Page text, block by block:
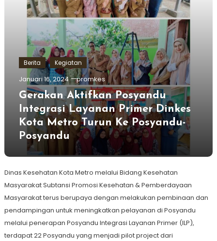
Berita Kegiatan
Januari 16, 2024 promkes
Gerakan Aktifkan Posyandu
Integrasi Layanan Primer Dinkes
Kota Metro Turun Ke Posyandu-
Posyandu
Dinas Kesehatan Kota Metro melalui Bidang Kesehatan
Masyarakat Subtansi Promosi Kesehatan & Pemberdayaan
Masyarakat terus berupaya dengan melakukan pembinaan dan
pendampingan untuk meningkatkan pelayanan di Posyandu
melalui penerapan Posyandu Integrasi Layanan Primer (ILP),
terdapat 22 Posyandu yang menjadi pilot project dari